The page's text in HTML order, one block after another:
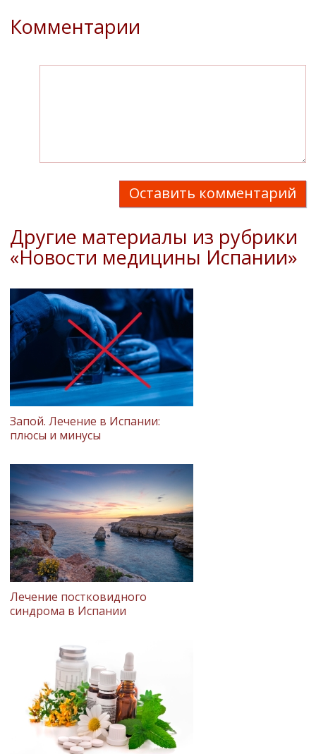
Комментарии
Оставить комментарий
Другие материалы из рубрики
«Новости медицины Испании»
Запой. Лечение в Испании:
плюсы и минусы
Лечение постковидного
синдрома в Испании